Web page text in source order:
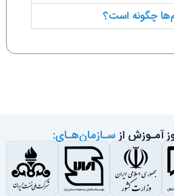
چگونه است؟
آمـوزش ازسـازمان‌هـای: